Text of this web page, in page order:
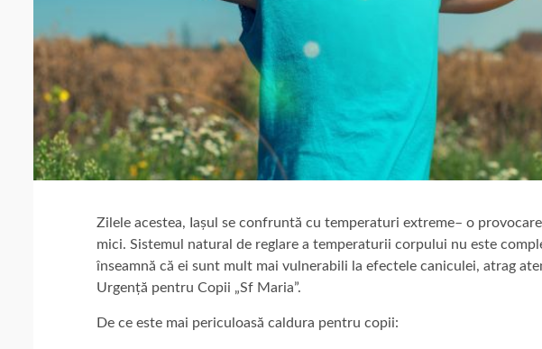
Zilele acestea, Iașul se confruntă cu temperaturi extreme– o
mici. Sistemul natural de reglare a temperaturii corpului nu este
înseamnă că ei sunt mult mai vulnerabili la efectele caniculei, atrag
Urgență pentru Copii „Sf Maria”.
De ce este mai periculoasă caldura pentru copii: